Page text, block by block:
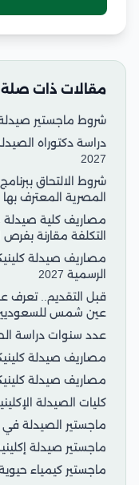
مقالات ذات صلة
شروط ماجستير
دراسة دكتوراه
2027
شروط الالتحاق
المصرية المعترف بها
مصاريف كلية
التكلفة مقارنة
مصاريف صيدلة
الرسمية 2027
قبل التقديم.. تعرف
عين شمس للسعوديين
عدد سنوات دراسة
مصاريف صيدلة
مصاريف صيدلة
كليات الصيدلة
ماجستير الصيدلة
ماجستير صيدلة
ماجستير كيمياء